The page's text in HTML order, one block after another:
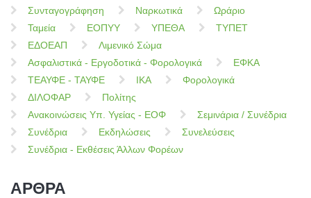
Συνταγογράφηση
Ναρκωτικά
Ωράριο
Ταμεία
ΕΟΠΥΥ ΥΠΕΘΑ
ΤΥΠΕΤ
ΕΔΟΕΑΠ
Λιμενικό Σώμα
Ασφαλιστικά - Εργοδοτικά - Φορολογικά
ΕΦΚΑ
ΤΕΑΥΦΕ - ΤΑΥΦΕ
ΙΚΑ
Φορολογικά
ΔΙΛΟΦΑΡ
Πολίτης
Ανακοινώσεις Υπ. Υγείας - ΕΟΦ
Σεμινάρια / Συνέδρια
Συνέδρια
Εκδηλώσεις
Συνελεύσεις
Συνέδρια - Εκθέσεις Άλλων Φορέων
ΑΡΘΡΑ